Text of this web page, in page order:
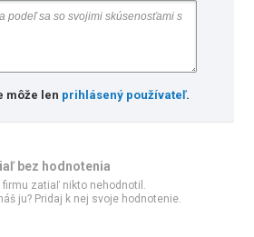
môže len prihlásený používateľ.
bez hodnotenia
firmu zatiaľ nikto nehodnotil.
ju? Pridaj k nej svoje hodnotenie.